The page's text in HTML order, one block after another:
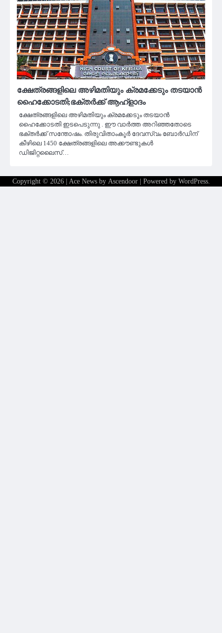
ക്ഷേത്രങ്ങളിലെ അഴിമതിയും ക്രമക്കേടും തടയാൻ
ഹൈക്കോടതി;ഭക്തർക്ക് ആഹ്‌ളാദം
ക്ഷേത്രങ്ങളിലെ അഴിമതിയും ക്രമക്കേടും തടയാൻ
ഹൈക്കോടതി ഇടപെടുന്നു . ഈ വാർത്ത അറിഞ്ഞതോടെ
ഭക്തർക്ക് സന്തോഷം. തിരുവിതാംകൂർ ദേവസ്വം ബോർഡിന്
കീഴിലെ 1450 ക്ഷേത്രങ്ങളിലെ അക്കൗണ്ടുകൾ
ഡിജിറ്റലൈസ്…
Copyright © 2026 | Ace News by Ascendoor| Powered by WordPress.